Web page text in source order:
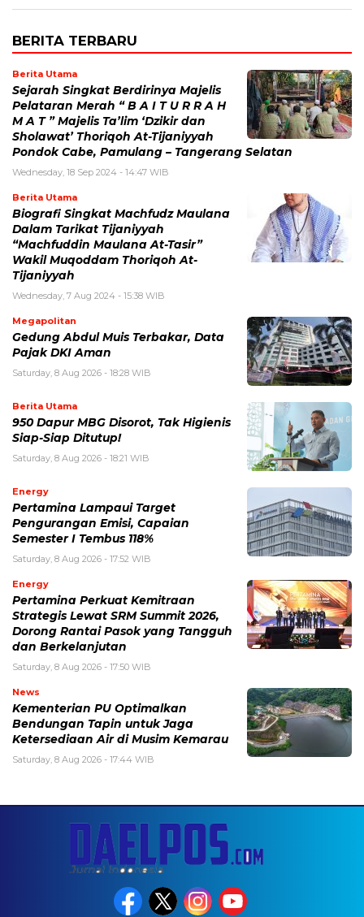
BERITA TERBARU
Berita Utama
Sejarah Singkat Berdirinya Majelis
Pelataran Merah “ B A I T U R R A H
M A T ” Majelis Ta’lim ‘Dzikir dan
Sholawat’ Thoriqoh At-Tijaniyyah
Pondok Cabe, Pamulang – Tangerang Selatan
Wednesday, 18 Sep 2024 - 14:47 WIB
Berita Utama
Biografi Singkat Machfudz Maulana
Dalam Tarikat Tijaniyyah
“Machfuddin Maulana At-Tasir”
Wakil Muqoddam Thoriqoh At-
Tijaniyyah
Wednesday, 7 Aug 2024 - 15:38 WIB
Megapolitan
Gedung Abdul Muis Terbakar, Data
Pajak DKI Aman
Saturday, 8 Aug 2026 - 18:28 WIB
Berita Utama
950 Dapur MBG Disorot, Tak Higienis
Siap-Siap Ditutup!
Saturday, 8 Aug 2026 - 18:21 WIB
Energy
Pertamina Lampaui Target
Pengurangan Emisi, Capaian
Semester I Tembus 118%
Saturday, 8 Aug 2026 - 17:52 WIB
Energy
Pertamina Perkuat Kemitraan
Strategis Lewat SRM Summit 2026,
Dorong Rantai Pasok yang Tangguh
dan Berkelanjutan
Saturday, 8 Aug 2026 - 17:50 WIB
News
Kementerian PU Optimalkan
Bendungan Tapin untuk Jaga
Ketersediaan Air di Musim Kemarau
Saturday, 8 Aug 2026 - 17:44 WIB